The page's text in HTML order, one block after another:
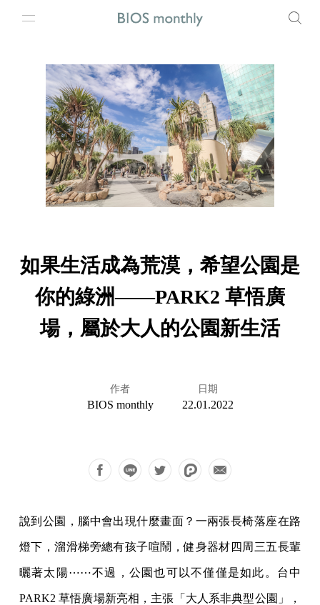
如果生活成為荒漠，希望公園是
你的綠洲——PARK2 草悟廣
場，屬於大人的公園新生活
作者
BIOS monthly
日期
22.01.2022
說到公園，腦中會出現什麼畫面？一兩張長椅落座在路
燈下，溜滑梯旁總有孩子喧鬧，健身器材四周三五長輩
曬著太陽⋯⋯不過，公園也可以不僅僅是如此。台中
PARK2 草悟廣場新亮相，主張「大人系非典型公園」，